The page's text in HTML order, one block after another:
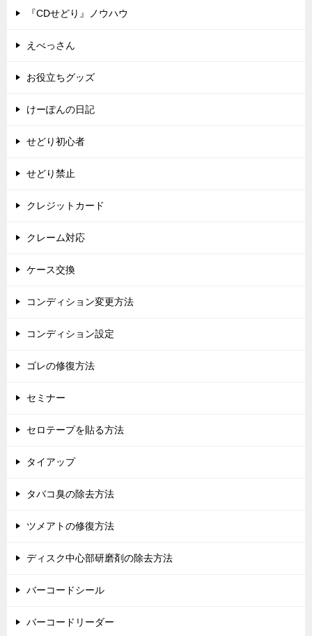
『CDせどり』ノウハウ
えべっさん
お役立ちグッズ
けーぽんの日記
せどり初心者
せどり禁止
クレジットカード
クレーム対応
ケース交換
コンディション変更方法
コンディション設定
ゴレの修復方法
セミナー
セロテープを貼る方法
タイアップ
タバコ臭の除去方法
ツメアトの修復方法
ディスク中心部研磨剤の除去方法
バーコードシール
バーコードリーダー